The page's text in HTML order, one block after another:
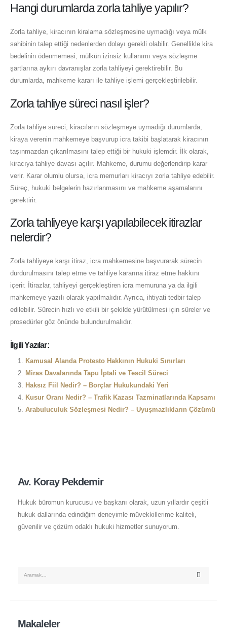
Hangi durumlarda zorla tahliye yapılır?
Zorla tahliye, kiracının kiralama sözleşmesine uymadığı veya mülk
sahibinin talep ettiği nedenlerden dolayı gerekli olabilir. Genellikle kira
bedelinin ödenmemesi, mülkün izinsiz kullanımı veya sözleşme
şartlarına aykırı davranışlar zorla tahliyeyi gerektirebilir. Bu
durumlarda, mahkeme kararı ile tahliye işlemi gerçekleştirilebilir.
Zorla tahliye süreci nasıl işler?
Zorla tahliye süreci, kiracıların sözleşmeye uymadığı durumlarda,
kiraya verenin mahkemeye başvurup icra takibi başlatarak kiracının
taşınmazdan çıkarılmasını talep ettiği bir hukuki işlemdir. İlk olarak,
kiracıya tahliye davası açılır. Mahkeme, durumu değerlendirip karar
verir. Karar olumlu olursa, icra memurları kiracıyı zorla tahliye edebilir.
Süreç, hukuki belgelerin hazırlanmasını ve mahkeme aşamalarını
gerektirir.
Zorla tahliyeye karşı yapılabilecek itirazlar
nelerdir?
Zorla tahliyeye karşı itiraz, icra mahkemesine başvurarak sürecin
durdurulmasını talep etme ve tahliye kararına itiraz etme hakkını
içerir. İtirazlar, tahliyeyi gerçekleştiren icra memuruna ya da ilgili
mahkemeye yazılı olarak yapılmalıdır. Ayrıca, ihtiyati tedbir talep
edilebilir. Sürecin hızlı ve etkili bir şekilde yürütülmesi için süreler ve
prosedürler göz önünde bulundurulmalıdır.
İlgili Yazılar:
Kamusal Alanda Protesto Hakkının Hukuki Sınırları
Miras Davalarında Tapu İptali ve Tescil Süreci
Haksız Fiil Nedir? – Borçlar Hukukundaki Yeri
Kusur Oranı Nedir? – Trafik Kazası Tazminatlarında Kapsamı
Arabuluculuk Sözleşmesi Nedir? – Uyuşmazlıkların Çözümü
Av. Koray Pekdemir
Hukuk büromun kurucusu ve başkanı olarak, uzun yıllardır çeşitli
hukuk dallarında edindiğim deneyimle müvekkillerime kaliteli,
güvenilir ve çözüm odaklı hukuki hizmetler sunuyorum.
Makaleler